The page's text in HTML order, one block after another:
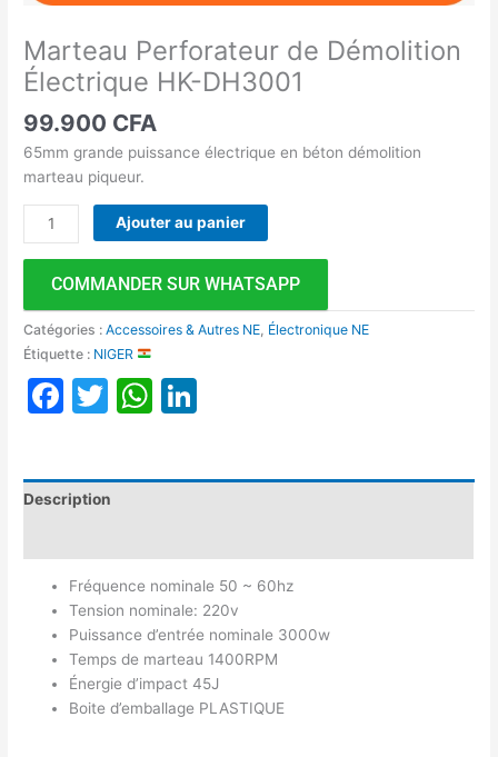
Marteau Perforateur de Démolition
Électrique HK-DH3001
99.900 CFA
65mm grande puissance électrique en béton démolition
marteau piqueur.
Ajouter au panier
COMMANDER SUR WHATSAPP
Catégories :Accessoires & Autres NE Électronique NE
Étiquette : NIGER
Facebook
TwitterWhatsApp
Description
Fréquence nominale 50 ~ 60hz
Tension nominale: 220v
Puissance d’entrée nominale 3000w
Temps de marteau 1400RPM
Énergie d’impact 45J
Boite d’emballage PLASTIQUE